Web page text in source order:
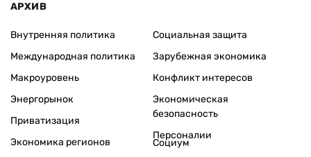
АРХИВ
Внутренняя политика
Международная политика
Макроуровень
Энергорынок
Приватизация
Экономика регионов
Социальная защита
Зарубежная экономика
Конфликт интересов
Экономическая
безопасность
Персоналии
Социум